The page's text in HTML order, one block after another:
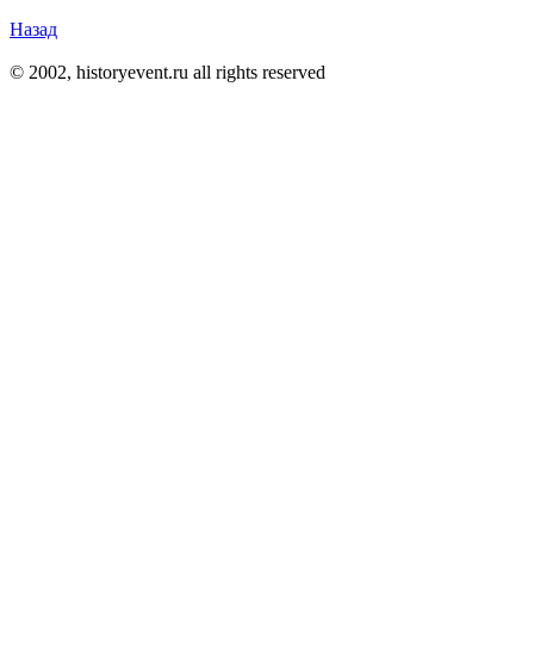
Назад
© 2002, historyevent.ru all rights reserved